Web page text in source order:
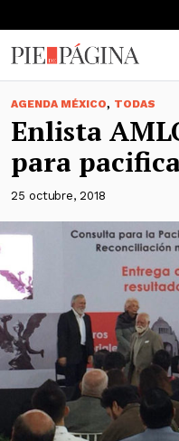
AGENDA MÉXICO, TODAS
Enlista
para
25 octubre, 2018